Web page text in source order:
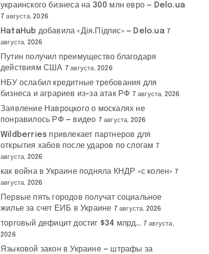
украинского бизнеса на 300 млн евро — Delo.ua
7 августа, 2026
HataHub добавила «Дія.Підпис» — Delo.ua 7
августа, 2026
Путин получил преимущество благодаря
действиям США 7 августа, 2026
НБУ ослабил кредитные требования для
бизнеса и аграриев из-за атак РФ 7 августа, 2026
Заявление Навроцкого о москалях не
понравилось РФ — видео 7 августа, 2026
Wildberries привлекает партнеров для
открытия хабов после ударов по слогам 7
августа, 2026
как война в Украине подняла КНДР «с колен» 7
августа, 2026
Первые пять городов получат социальное
жилье за счет ЕИБ в Украине 7 августа, 2026
торговый дефицит достиг $34 млрд… 7 августа,
2026
Языковой закон в Украине — штрафы за